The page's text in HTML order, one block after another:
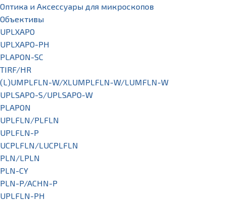
Оптика и Аксессуары для микроскопов
Объективы
UPLXAPO
UPLXAPO-PH
PLAPON-SC
TIRF/HR
(L)UMPLFLN-W/XLUMPLFLN-W/LUMFLN-W
UPLSAPO-S/UPLSAPO-W
PLAPON
UPLFLN/PLFLN
UPLFLN-P
UCPLFLN/LUCPLFLN
PLN/LPLN
PLN-CY
PLN-P/ACHN-P
UPLFLN-PH